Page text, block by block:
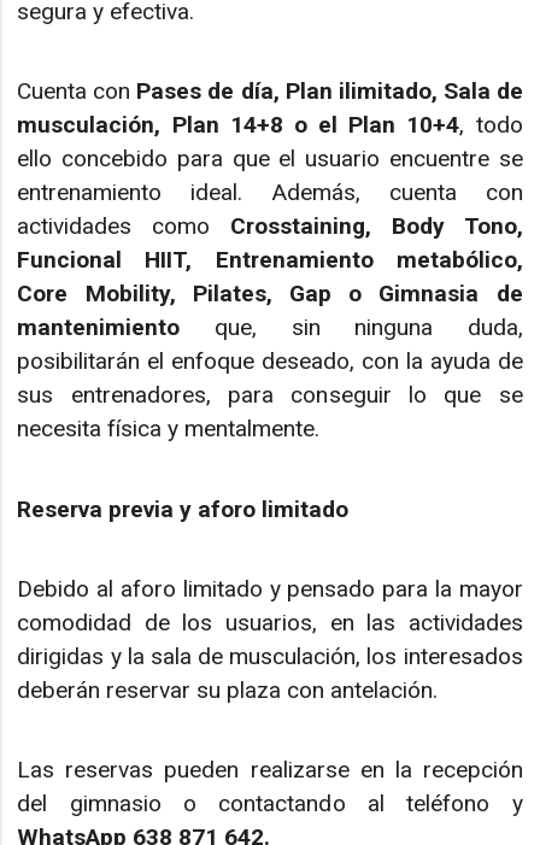
segura y efectiva.
Cuenta con Pases de día, Plan ilimitado, Sala de
musculación, Plan 14+8 o el Plan 10+4, todo
ello concebido para que el usuario encuentre se
entrenamiento ideal. Además, cuenta con
actividades como Crosstaining, Body Tono,
Funcional HIIT, Entrenamiento metabólico,
Core Mobility, Pilates, Gap o Gimnasia de
mantenimiento que,
sin ninguna duda,
posibilitarán el enfoque deseado, con la ayuda de
sus entrenadores, para conseguir lo que se
necesita física y mentalmente.
Reserva previa y aforo limitado
Debido al aforo limitado y pensado para la mayor
comodidad de los usuarios, en las actividades
dirigidas y la sala de musculación, los interesados
deberán reservar su plaza con antelación.
Las reservas pueden realizarse en la recepción
del gimnasio o contactando al teléfono y
WhatsApp 638 871 642.